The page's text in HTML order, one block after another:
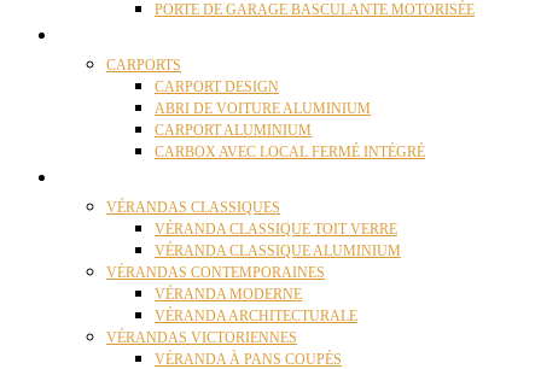
PORTE DE GARAGE BASCULANTE MOTORISÉE
CARPORTS
CARPORT DESIGN
ABRI DE VOITURE ALUMINIUM
CARPORT ALUMINIUM
CARBOX AVEC LOCAL FERMÉ INTÉGRÉ
VÉRANDAS CLASSIQUES
VÉRANDA CLASSIQUE TOIT VERRE
VÉRANDA CLASSIQUE ALUMINIUM
VÉRANDAS CONTEMPORAINES
VÉRANDA MODERNE
VÉRANDA ARCHITECTURALE
VÉRANDAS VICTORIENNES
VÉRANDA À PANS COUPÉS